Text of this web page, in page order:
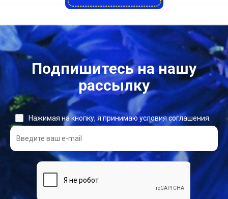
Подпишитесь на нашу
рассылку
Нажимая на кнопку, я принимаю условия соглашения.